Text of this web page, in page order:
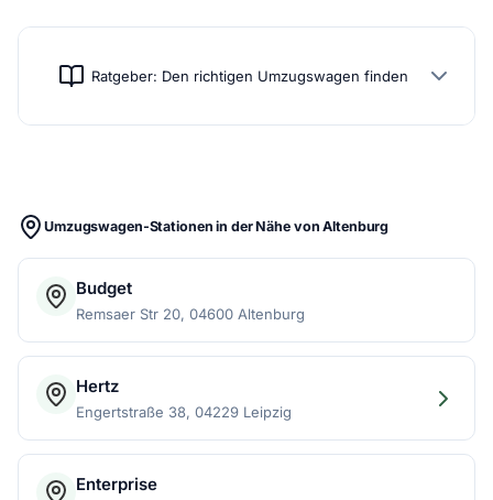
Ratgeber: Den richtigen Umzugswagen finden
Umzugswagen-Stationen in der Nähe von Altenburg
Budget
Remsaer Str 20, 04600 Altenburg
Hertz
Engertstraße 38, 04229 Leipzig
Enterprise